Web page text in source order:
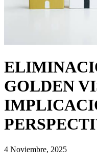
GOLDEN
4 Noviembre, 2025